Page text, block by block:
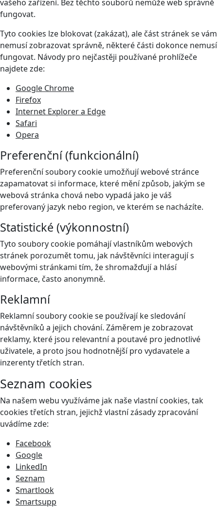
vašeho zařízení. Bez těchto souborů nemůže web správně
fungovat.
Tyto cookies lze blokovat (zakázat), ale část stránek se vám
nemusí zobrazovat správně, některé části dokonce nemusí
fungovat. Návody pro nejčastěji používané prohlížeče
najdete zde:
Google Chrome
Firefox
Internet Explorer a Edge
Safari
Opera
Preferenční (funkcionální)
Preferenční soubory cookie umožňují webové stránce
zapamatovat si informace, které mění způsob, jakým se
webová stránka chová nebo vypadá jako je váš
preferovaný jazyk nebo region, ve kterém se nacházíte.
Statistické (výkonnostní)
Tyto soubory cookie pomáhají vlastníkům webových
stránek porozumět tomu, jak návštěvníci interagují s
webovými stránkami tím, že shromažďují a hlásí
informace, často anonymně.
Reklamní
Reklamní soubory cookie se používají ke sledování
návštěvníků a jejich chování. Záměrem je zobrazovat
reklamy, které jsou relevantní a poutavé pro jednotlivé
uživatele, a proto jsou hodnotnější pro vydavatele a
inzerenty třetích stran.
Seznam cookies
Na našem webu využíváme jak naše vlastní cookies, tak
cookies třetích stran, jejichž vlastní zásady zpracování
uvádíme zde:
Facebook
Google
LinkedIn
Seznam
Smartlook
Smartsupp